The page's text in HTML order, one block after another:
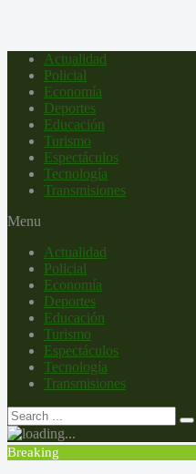
Actualidad
Policial
Economía
Deportes
Educación
Turismo
Espectáculos
Tecnología
Transmisiones
Menu
Actualidad
Policial
Economía
Deportes
Educación
Turismo
Espectáculos
Tecnología
Transmisiones
Breaking